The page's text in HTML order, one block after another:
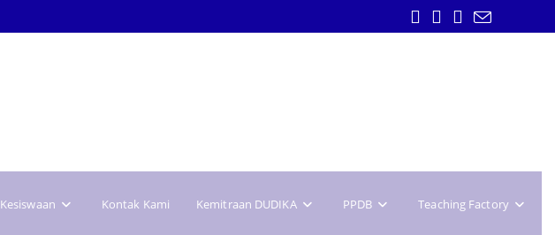
Kesiswaan Kontak Kami Kemitraan DUDIKA PPDB Teaching Factory